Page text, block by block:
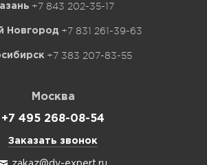
+7 843 202-35-17
Новгород +7 831 261-39-63
+7 383 207-83-55
Москва
+7 495 268-08-54
Заказать звонок